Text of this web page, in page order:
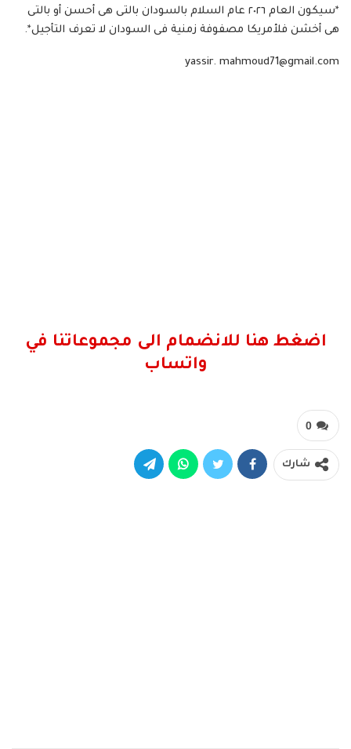
*سيكون العام ٢٠٢٦ عام السلام بالسودان بالتى هى أحسن أو بالتى
هى أخشن فلأمريكا مصفوفة زمنية فى السودان لا تعرف التأجيل*.
yassir. mahmoud71@gmail.com
اضغط هنا للانضمام الى مجموعاتنا في
واتساب
0
شارك